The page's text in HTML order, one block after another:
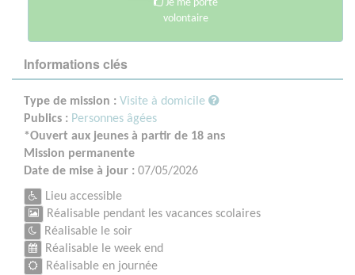
Je me porte
volontaire
Informations clés
Type de mission : Visite à domicile
Publics : Personnes âgées
*Ouvert aux jeunes à partir de 18 ans
Mission permanente
Date de mise à jour : 07/05/2026
Lieu accessible
Réalisable pendant les vacances scolaires
Réalisable le soir
Réalisable le week end
Réalisable en journée